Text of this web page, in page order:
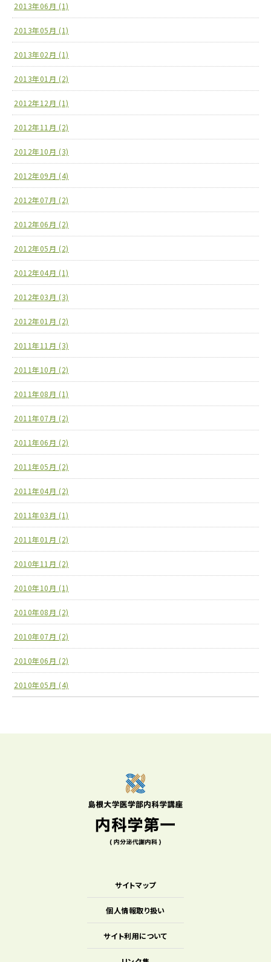
2013年06月 (1)
2013年05月 (1)
2013年02月 (1)
2013年01月 (2)
2012年12月 (1)
2012年11月 (2)
2012年10月 (3)
2012年09月 (4)
2012年07月 (2)
2012年06月 (2)
2012年05月 (2)
2012年04月 (1)
2012年03月 (3)
2012年01月 (2)
2011年11月 (3)
2011年10月 (2)
2011年08月 (1)
2011年07月 (2)
2011年06月 (2)
2011年05月 (2)
2011年04月 (2)
2011年03月 (1)
2011年01月 (2)
2010年11月 (2)
2010年10月 (1)
2010年08月 (2)
2010年07月 (2)
2010年06月 (2)
2010年05月 (4)
サイトマップ
個人情報取り扱い
サイト利用について